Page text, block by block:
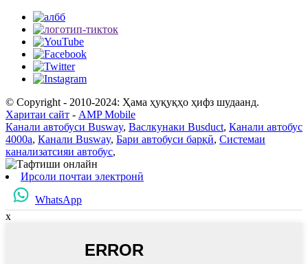
© Copyright - 2010-2024: Ҳама ҳуқуқҳо ҳифз шудаанд.
Харитаи сайт - AMP Mobile
Канали автобуси Busway, Васлкунаки Busduct, Канали автобус
4000a, Канали Busway, Бари автобуси барқӣ, Системаи
канализатсияи автобус,
Ирсоли почтаи электронӣ
WhatsApp
x